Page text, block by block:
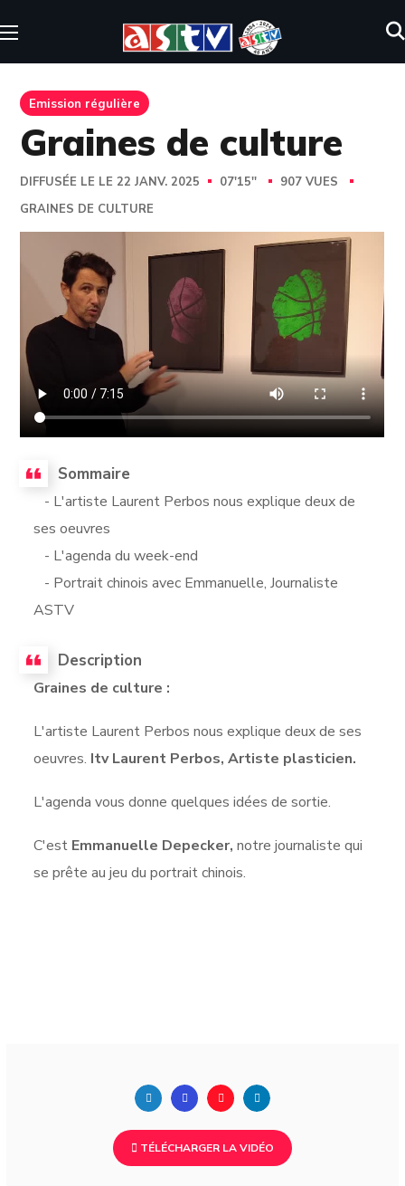
Emission régulière
Graines de culture
DIFFUSÉE LE LE 22 JANV. 2025 07'15''
907 VUES
GRAINES DE CULTURE
Sommaire
- L'artiste Laurent Perbos nous explique deux de
ses oeuvres
- L'agenda du week-end
- Portrait chinois avec Emmanuelle, Journaliste
ASTV
Description
Graines de culture :
L'artiste Laurent Perbos nous explique deux de ses
oeuvres. Itv Laurent Perbos, Artiste plasticien.
L'agenda vous donne quelques idées de sortie.
C'est Emmanuelle Depecker, notre journaliste qui
se prête au jeu du portrait chinois.
TÉLÉCHARGER LA VIDÉO